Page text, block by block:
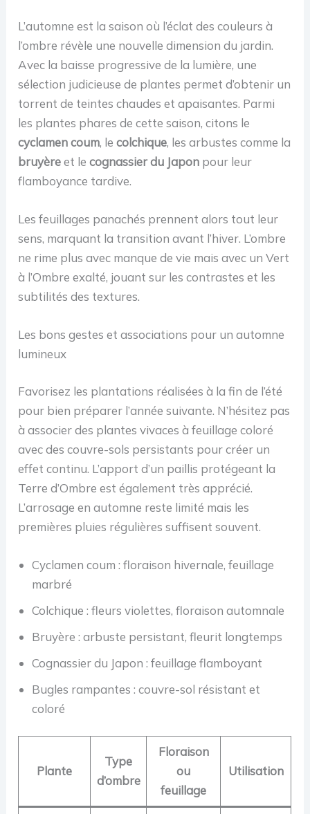
L’automne est la saison où l’éclat des couleurs à
l’ombre révèle une nouvelle dimension du jardin.
Avec la baisse progressive de la lumière, une
sélection judicieuse de plantes permet d’obtenir un
torrent de teintes chaudes et apaisantes. Parmi
les plantes phares de cette saison, citons le
cyclamen coum, lecolchique, les arbustes comme la
bruyèreet lecognassier du Japon pour leur
flamboyance tardive.
Les feuillages panachés prennent alors tout leur
sens, marquant la transition avant l’hiver. L’ombre
ne rime plus avec manque de vie mais avec un Vert
à l’Ombre exalté, jouant sur les contrastes et les
subtilités des textures.
Les bons gestes et associations pour un automne
lumineux
Favorisez les plantations réalisées à la fin de l’été
pour bien préparer l’année suivante. N’hésitez pas
à associer des plantes vivaces à feuillage coloré
avec des couvre-sols persistants pour créer un
effet continu. L’apport d’un paillis protégeant la
Terre d’Ombre est également très apprécié.
L’arrosage en automne reste limité mais les
premières pluies régulières suffisent souvent.
Cyclamen coum : floraison hivernale, feuillage
marbré
Colchique : fleurs violettes, floraison automnale
Bruyère : arbuste persistant, fleurit longtemps
Cognassier du Japon : feuillage flamboyant
Bugles rampantes : couvre-sol résistant et
coloré
Plante
Type
d’ombre
Floraison
ou
feuillage
Utilisation